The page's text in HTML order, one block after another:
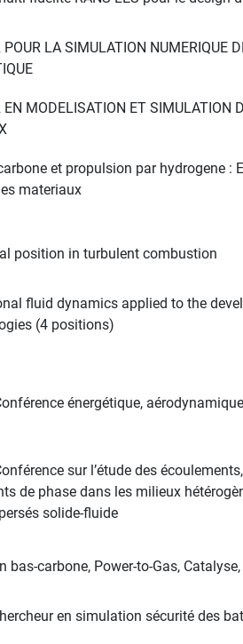
POUR LA SIMULATION NUMERIQUE
EN MODELISATION ET SIMULATION
et propulsion par hydrogene :
materiaux
position in turbulent combustion
fluid dynamics applied to the
(4 positions)
énergétique,
sur l’étude des
de phase dans les milieux
solide-fluide
bas-carbone, Power-to-Gas,
en simulation sécurité des